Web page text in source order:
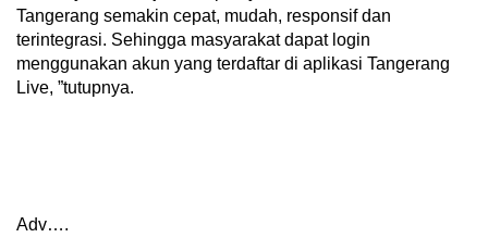
Tangerang semakin cepat, mudah, responsif dan
terintegrasi. Sehingga masyarakat dapat login
menggunakan akun yang terdaftar di aplikasi Tangerang
Live, ”tutupnya.
Adv….